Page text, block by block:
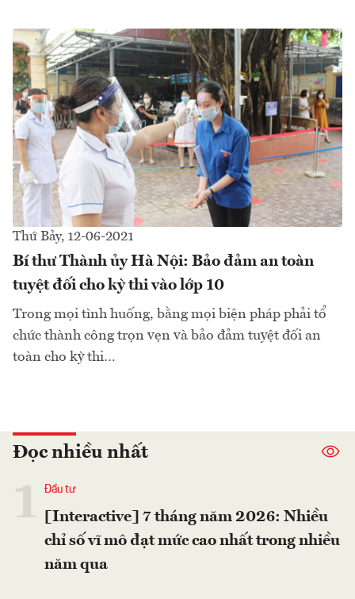
Thứ Bảy, 12-06-2021
Bí thư Thành ủy Hà Nội: Bảo đảm an toàn
tuyệt đối cho kỳ thi vào lớp 10
Trong mọi tình huống, bằng mọi biện pháp phải tổ
chức thành công trọn vẹn và bảo đảm tuyệt đối an
toàn cho kỳ thi…
Đọc nhiều nhất
Đầu tư
[Interactive] 7 tháng năm 2026: Nhiều
chỉ số vĩ mô đạt mức cao nhất trong nhiều
năm qua